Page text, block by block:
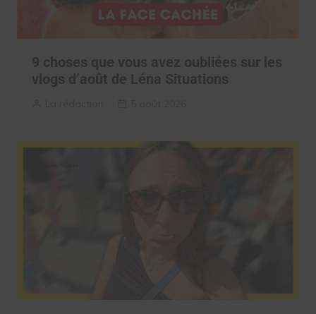
9 choses que vous avez oubliées sur les
vlogs d’août de Léna Situations